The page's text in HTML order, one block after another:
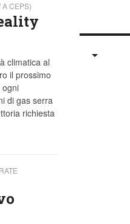
A CEPS)
climatica al
il prossimo
di gas serra
richiesta